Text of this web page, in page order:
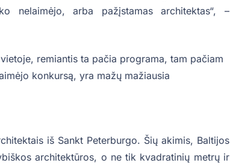
nelaimėjo, arba pažįstamas architektas“, –
remiantis ta pačia programa, tam pačiam
konkursą, yra mažų mažiausia
iš Sankt Peterburgo. Šių akimis, Baltijos
architektūros, o ne tik kvadratinių metrų ir